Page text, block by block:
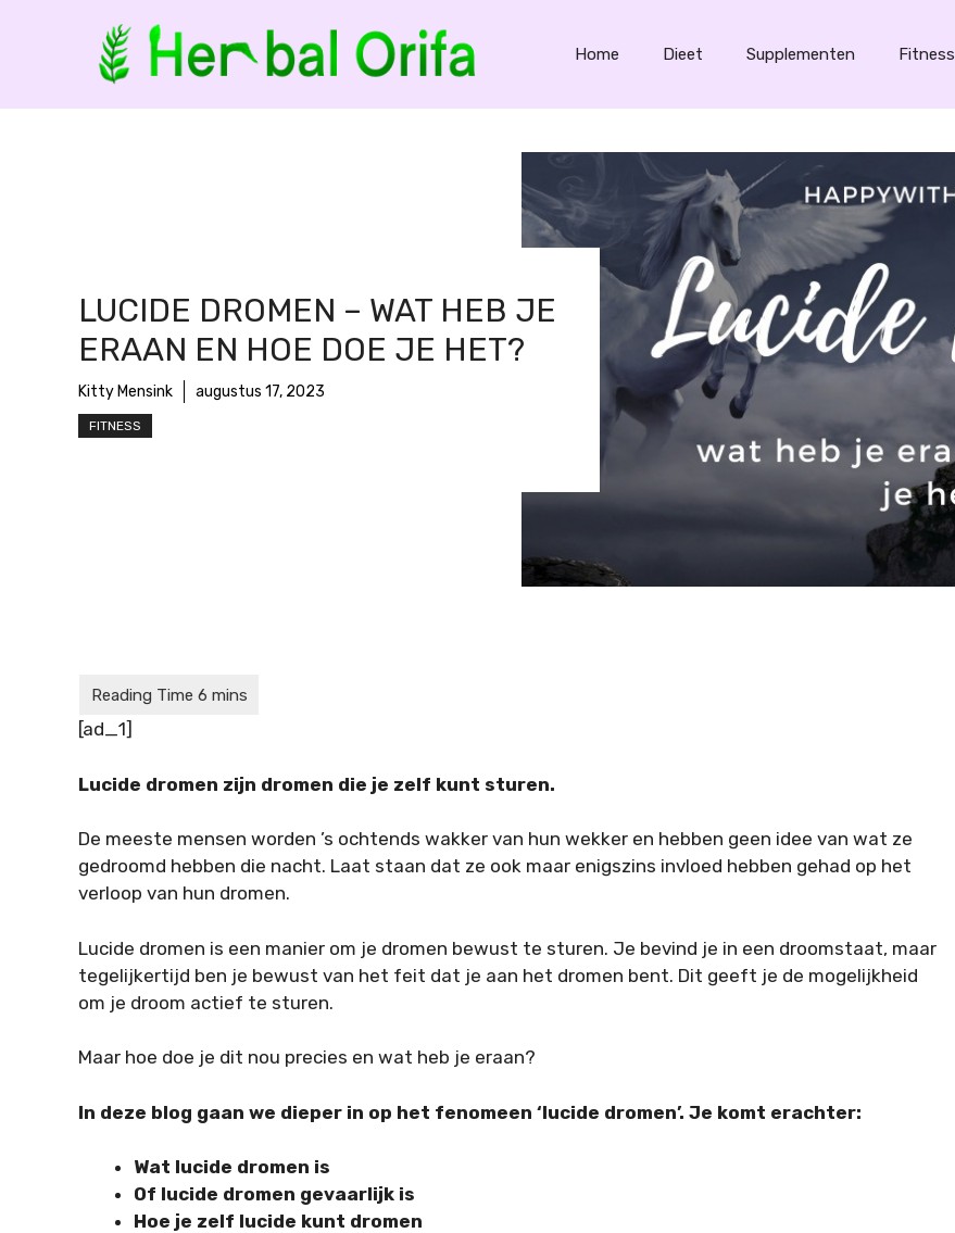
Home Dieet Supplementen Fitness
LUCIDE DROMEN – WAT HEB JE
ERAAN EN HOE DOE JE HET?
Kitty Mensink augustus 17, 2023
FITNESS
[ad_1]
Lucide dromen zijn dromen die je zelf kunt sturen.
De meeste mensen worden ’s ochtends wakker van hun wekker en hebben geen idee van wat ze
gedroomd hebben die nacht. Laat staan dat ze ook maar enigszins invloed hebben gehad op het
verloop van hun dromen.
Lucide dromen is een manier om je dromen bewust te sturen. Je bevind je in een droomstaat, maar
tegelijkertijd ben je bewust van het feit dat je aan het dromen bent. Dit geeft je de mogelijkheid
om je droom actief te sturen.
Maar hoe doe je dit nou precies en wat heb je eraan?
In deze blog gaan we dieper in op het fenomeen ‘lucide dromen’. Je komt erachter:
Wat lucide dromen is
Of lucide dromen gevaarlijk is
Hoe je zelf lucide kunt dromen